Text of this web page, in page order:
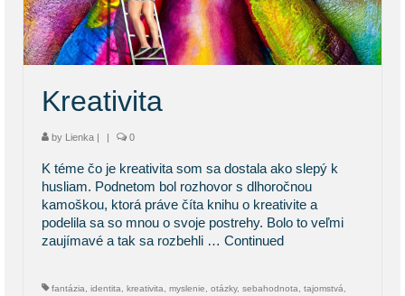
KONTAKT
BLOG
Kreativita
by Lienka | | 0
K téme čo je kreativita som sa dostala ako slepý k
husliam. Podnetom bol rozhovor s dlhoročnou
kamoškou, ktorá práve číta knihu o kreativite a
podelila sa so mnou o svoje postrehy. Bolo to veľmi
zaujímavé a tak sa rozbehli … Continued
fantázia identita kreativita myslenie otázky, sebahodnota tajomstvá